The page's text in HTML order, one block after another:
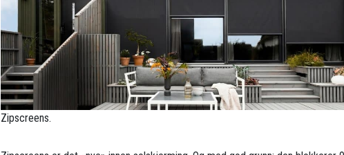
Zipscreens.